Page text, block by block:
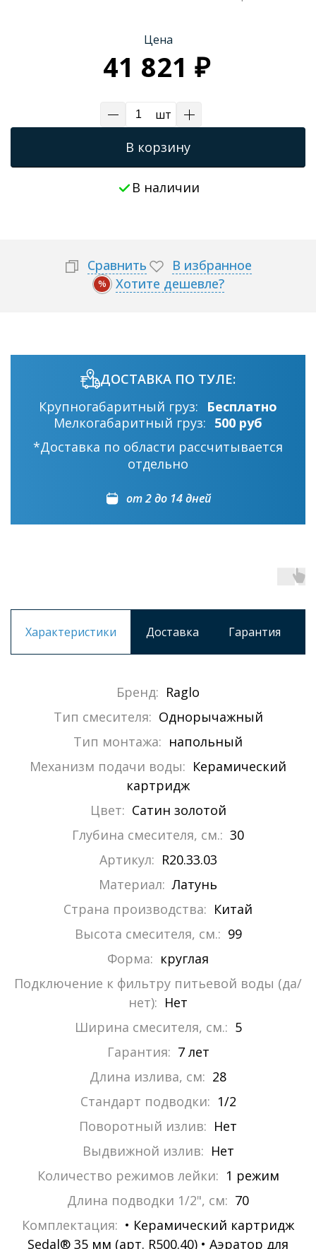
Цена
41 821 ₽
шт
В корзину
В наличии
Сравнить В избранное
% Хотите дешевле?
ДОСТАВКА ПО ТУЛЕ:
Крупногабаритный груз:
Бесплатно
Мелкогабаритный груз: 500 руб
*Доставка по области рассчитывается
отдельно
от 2 до 14 дней
Характеристики Доставка Гарантия
Бренд: Raglo
Тип смесителя: Однорычажный
Тип монтажа: напольный
Механизм подачи воды: Керамический
картридж
Цвет: Сатин золотой
Глубина смесителя, см.: 30
Артикул: R20.33.03
Материал: Латунь
Страна производства: Китай
Высота смесителя, см.: 99
Форма: круглая
Подключение к фильтру питьевой воды (да/
нет): Нет
Ширина смесителя, см.: 5
Гарантия: 7 лет
Длина излива, см: 28
Стандарт подводки: 1/2
Поворотный излив: Нет
Выдвижной излив: Нет
Количество режимов лейки: 1 режим
Длина подводки 1/2", см: 70
Комплектация: • Керамический картридж
Sedal® 35 мм (арт. R500.40) • Аэратор для